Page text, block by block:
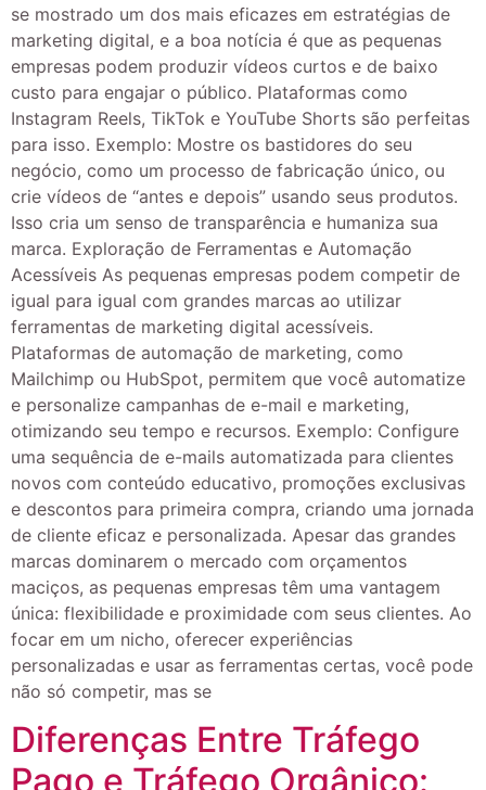
se mostrado um dos mais eficazes em estratégias de
marketing digital, e a boa notícia é que as pequenas
empresas podem produzir vídeos curtos e de baixo
custo para engajar o público. Plataformas como
Instagram Reels, TikTok e YouTube Shorts são perfeitas
para isso. Exemplo: Mostre os bastidores do seu
negócio, como um processo de fabricação único, ou
crie vídeos de “antes e depois” usando seus produtos.
Isso cria um senso de transparência e humaniza sua
marca. Exploração de Ferramentas e Automação
Acessíveis As pequenas empresas podem competir de
igual para igual com grandes marcas ao utilizar
ferramentas de marketing digital acessíveis.
Plataformas de automação de marketing, como
Mailchimp ou HubSpot, permitem que você automatize
e personalize campanhas de e-mail e marketing,
otimizando seu tempo e recursos. Exemplo: Configure
uma sequência de e-mails automatizada para clientes
novos com conteúdo educativo, promoções exclusivas
e descontos para primeira compra, criando uma jornada
de cliente eficaz e personalizada. Apesar das grandes
marcas dominarem o mercado com orçamentos
maciços, as pequenas empresas têm uma vantagem
única: flexibilidade e proximidade com seus clientes. Ao
focar em um nicho, oferecer experiências
personalizadas e usar as ferramentas certas, você pode
não só competir, mas se
Diferenças Entre Tráfego
Pago e Tráfego Orgânico: